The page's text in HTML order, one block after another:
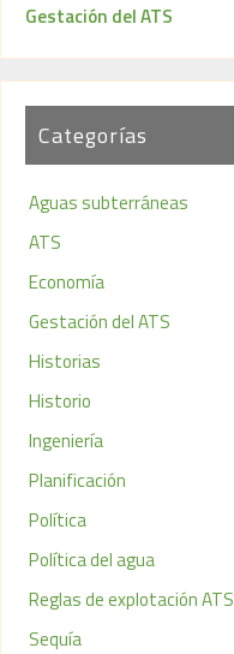
Gestación del ATS
Categorías
Aguas subterráneas
ATS
Economía
Gestación del ATS
Historias
Historio
Ingeniería
Planificación
Política
Política del agua
Reglas de explotación ATS
Sequía